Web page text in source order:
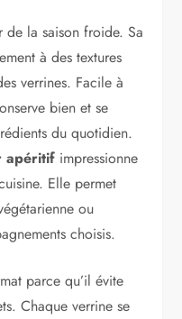
de la saison froide. Sa
à des textures
verrines. Facile à
bien et se
du quotidien.
apéritif impressionne
Elle permet
ou
choisis.
parce qu’il évite
Chaque verrine se